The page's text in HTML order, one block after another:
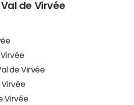
de Virvée
de Virvée
Virvée
Virvée